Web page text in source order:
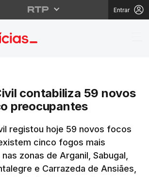
Entrar
Civil
contabiliza 59 novos
preocupantes
registou hoje 59 novos focos
cinco fogos mais
zonas de Arganil, Sabugal,
e Carrazeda de Ansiães,